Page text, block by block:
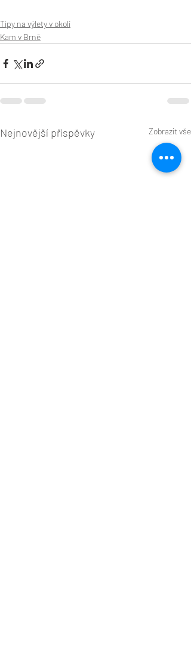
Tipy na výlety v okolí
Kam v Brně
Nejnovější příspěvky Zobrazit vše